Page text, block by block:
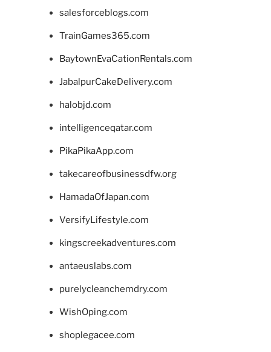
salesforceblogs.com
TrainGames365.com
BaytownEvaCationRentals.com
JabalpurCakeDelivery.com
halobjd.com
intelligenceqatar.com
PikaPikaApp.com
takecareofbusinessdfw.org
HamadaOfJapan.com
VersifyLifestyle.com
kingscreekadventures.com
antaeuslabs.com
purelycleanchemdry.com
WishOping.com
shoplegacee.com